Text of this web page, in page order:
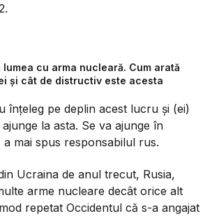
lumea cu arma nucleară. Cum arată
și cât de distructiv este acesta
înţeleg pe deplin acest lucru şi (ei)
la asta. Se va ajunge în
mai spus responsabilul rus.
Ucraina de anul trecut, Rusia,
arme nucleare decât orice alt
repetat Occidentul că s-a angajat